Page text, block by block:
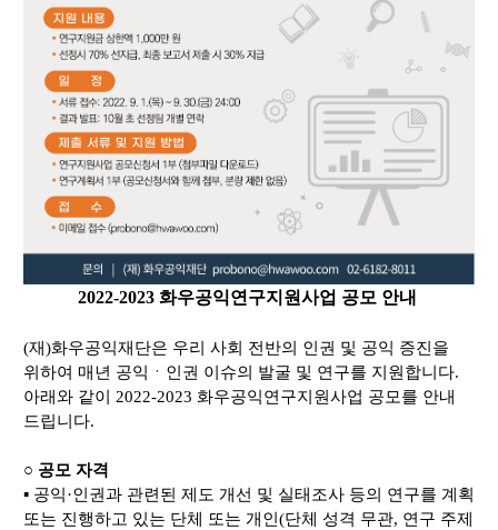
2022-2023 화우공익연구지원사업 공모 안내
(재)화우공익재단은 우리 사회 전반의 인권 및 공익 증진을
위하여 매년 공익ㆍ인권 이슈의 발굴 및 연구를 지원합니다.
아래와 같이 2022-2023 화우공익연구지원사업 공모를 안내
드립니다.
○​ 공모 자격
▪ 공익·인권과 관련된 제도 개선 및 실태조사 등의 연구를 계획
또는 진행하고 있는 단체 또는 개인(단체 성격 무관, 연구 주제